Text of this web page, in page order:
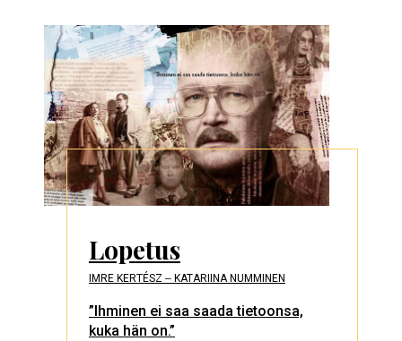
Lopetus
IMRE KERTÉSZ ‒ KATARIINA NUMMINEN
”Ihminen ei saa saada tietoonsa,
kuka hän on.”